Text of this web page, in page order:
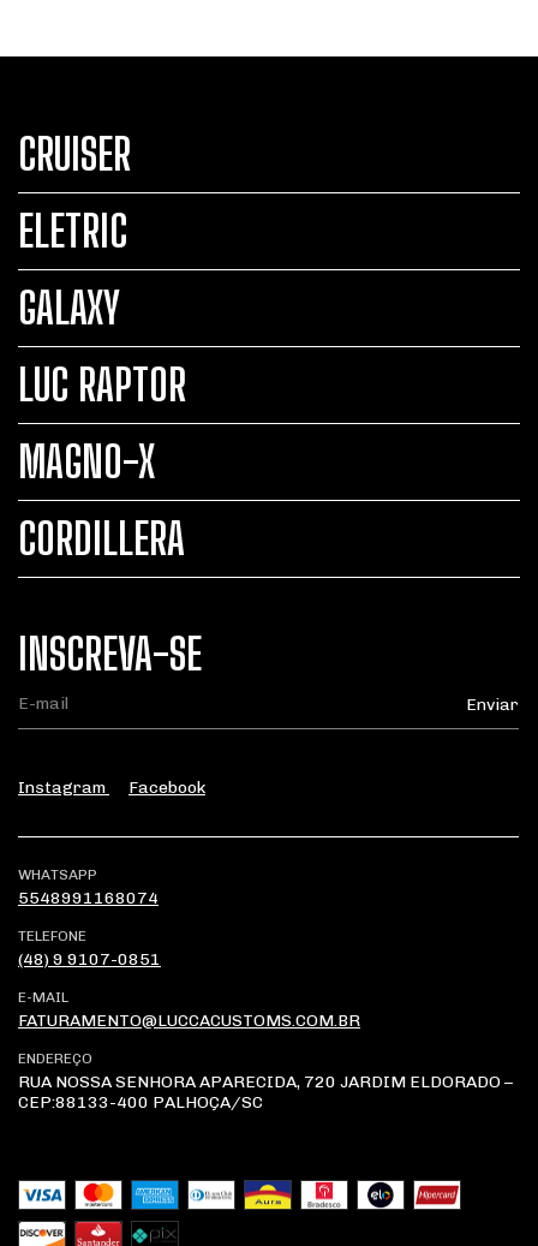
CRUISER
ELETRIC
GALAXY
LUC RAPTOR
MAGNO-X
CORDILLERA
INSCREVA-SE
Instagram Facebook
WHATSAPP
5548991168074
TELEFONE
(48) 9 9107-0851
E-MAIL
FATURAMENTO@LUCCACUSTOMS.COM.BR
ENDEREÇO
RUA NOSSA SENHORA APARECIDA, 720 JARDIM ELDORADO –
CEP:88133-400 PALHOÇA/SC